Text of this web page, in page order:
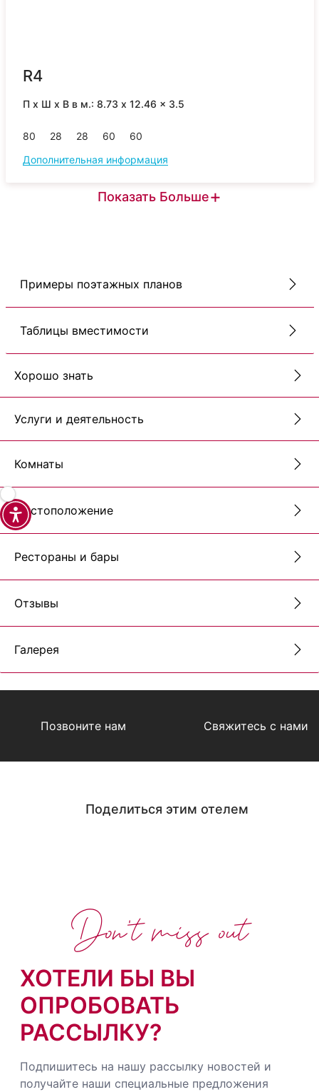
R4
П x Ш x В в м.: 8.73 x 12.46 x 3.5
80 28 28 60
60
Дополнительная информация
Показать Больше+
Примеры поэтажных планов
Таблицы вместимости
Хорошо знать
Услуги и деятельность
Комнаты
Местоположение
Рестораны и бары
Отзывы
Галерея
Позвоните нам Свяжитесь с нами
Поделиться этим отелем
ХОТЕЛИ БЫ ВЫ
ОПРОБОВАТЬ
РАССЫЛКУ?
Подпишитесь на нашу рассылку новостей и
получайте наши специальные предложения
Don't miss out